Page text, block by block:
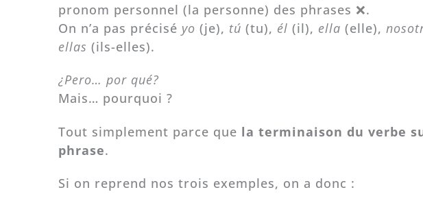
pronom personnel (la personne) des phrases ❌.
On n’a pas précisé yo (je), tú (tu), él (il), ella (elle),
ellas (ils-elles).
¿Pero… por qué?
Mais… pourquoi ?
Tout simplement parce que la terminaison du verbe
phrase.
Si on reprend nos trois exemples, on a donc :